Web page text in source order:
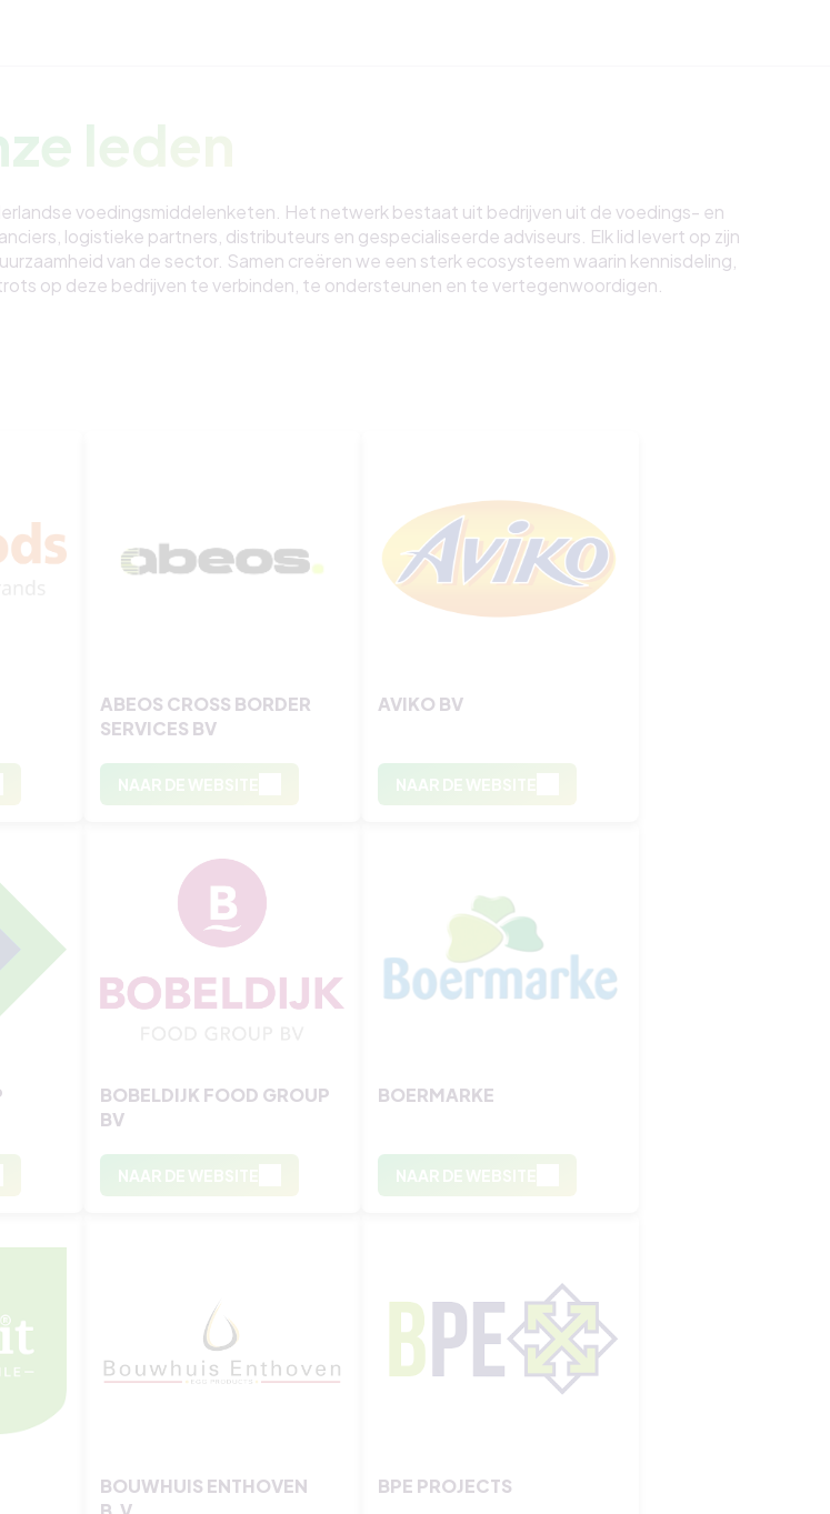
leden
voedingsmiddelenketen. Het netwerk bestaat uit bedrijven uit de voedings- en
logistieke partners, distributeurs en gespecialiseerde adviseurs. Elk lid levert op zijn
van de sector. Samen creëren we een sterk ecosysteem waarin kennisdeling,
op deze bedrijven te verbinden, te ondersteunen en te vertegenwoordigen.
ABEOS CROSS BORDER
SERVICES BV
NAAR DE WEBSITE
AVIKO BV
NAAR DE WEBSITE
BOBELDIJK FOOD GROUP
BV
NAAR DE WEBSITE
BOERMARKE
NAAR DE WEBSITE
BOUWHUIS ENTHOVEN
BPE PROJECTS